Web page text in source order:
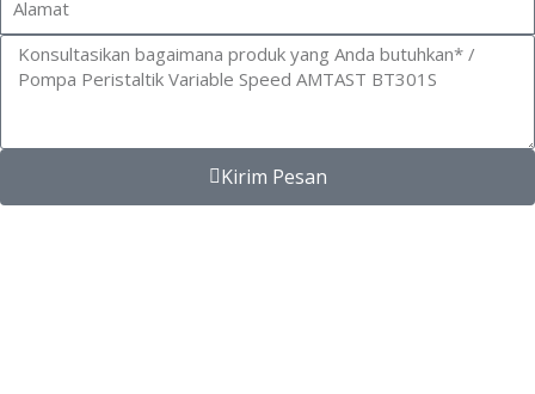
Kirim Pesan